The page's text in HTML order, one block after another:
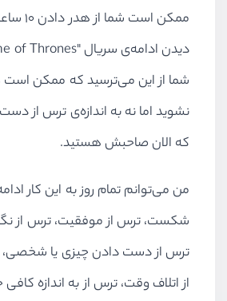
ممکن است
شما از این می‌ترسید که ممکن است
نشوید اما نه به اندازه‌ی ترس از
که الان صاحبش هستید.
من می‌توانم تمام روز به این کار
شکست، ترس از موفقیت، ترس از
ترس از دست دادن چیزی یا شخصی،
از اتلاف وقت، ترس از به اندازه